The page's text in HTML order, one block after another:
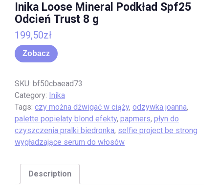
Inika Loose Mineral Podkład Spf25
Odcień Trust 8 g
199,50zł
Zobacz
SKU: bf50cbaead73
Category: Inika
Tags: czy można dźwigać w ciąży, odzywka joanna,
palette popielaty blond efekty, papmers, płyn do
czyszczenia pralki biedronka, selfie project be strong
wygładzające serum do włosów
Description